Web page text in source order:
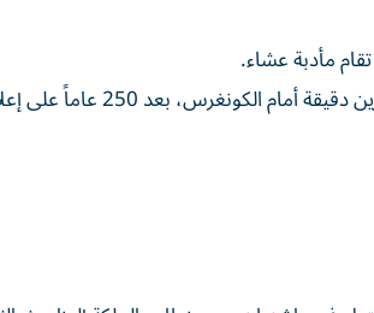
مأدبة عشاء.
ويلقي تشارلز الثالث خلال النهار